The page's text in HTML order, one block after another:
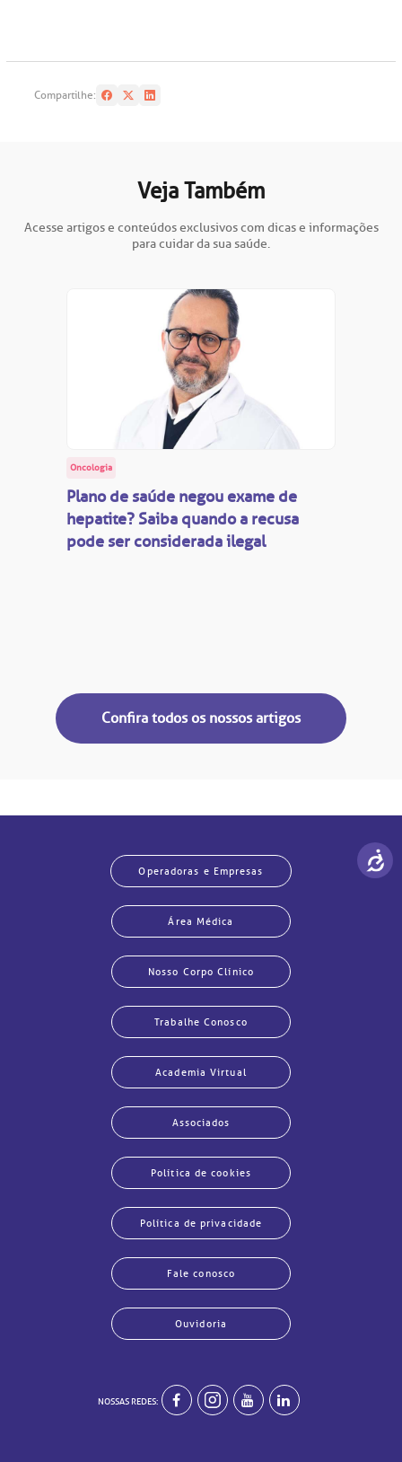
Compartilhe:
Veja Também
Acesse artigos e conteúdos exclusivos com dicas e informações
para cuidar da sua saúde.
Oncologia
Plano de saúde negou exame de
hepatite? Saiba quando a recusa
pode ser considerada ilegal
Confira todos os nossos artigos
Operadoras e Empresas
Área Médica
Nosso Corpo Clínico
Trabalhe Conosco
Academia Virtual
Associados
Política de cookies
Política de privacidade
Fale conosco
Ouvidoria
NOSSAS REDES: